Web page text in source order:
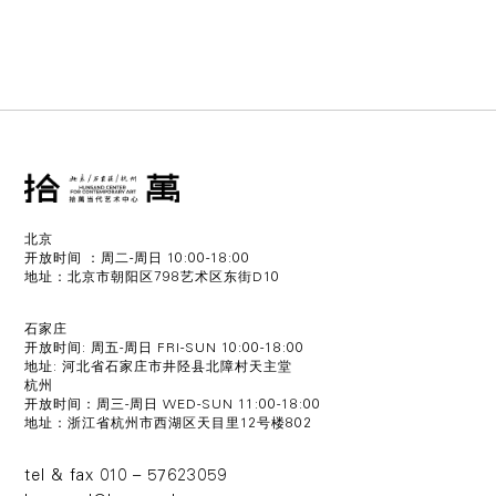
北京
开放时间 ：周二-周日 10:00-18:00
地址：北京市朝阳区798艺术区东街D10
石家庄
开放时间: 周五-周日 FRI-SUN 10:00-18:00
地址: 河北省石家庄市井陉县北障村天主堂
杭州
开放时间：周三-周日 WED-SUN 11:00-18:00
地址：浙江省杭州市西湖区天目里12号楼802
tel & fax 010 – 57623059